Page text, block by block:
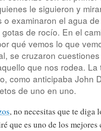
le siguieron y
o examinaron el agua
de rocío. En el
qué vemos lo que
se cruzaron
que nos rodea. La
como anticipaba John
de uno en uno.
, no necesitas que te diga
que es uno de los